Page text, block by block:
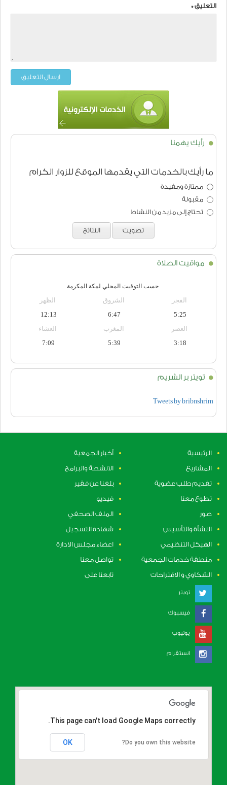
التعليق *
ارسال التعليق
رأيك يهمنا
ما رأيك بالخدمات التي يقدمها الموقع للزوار الكرام
ممتازة ومفيدة
مقبولة
تحتاج إلى مزيد من النشاط
تصويت النتائج
مواقيت الصلاة
حسب التوقيت المحلي لمكة المكرمة
الفجر
5:25
الشروق
6:47
الظهر
12:13
العصر
3:18
المغرب
5:39
العشاء
7:09
تويتر بر الشريم
Tweets by bribnshrim
الرئيسية
أخبار الجمعية
المشاريع
الانشطة والبرامج
تقديم طلب عضوية
بلغنا عن فقير
تطوع معنا
فيديو
صور
الملف الصحفي
النشأة والتأسيس
شهادة التسجيل
الهيكل التنظيمي
اعضاء مجلس الادارة
منطقة خدمات الجمعية
تواصل معنا
الشكاوي و الاقتراحات
تابعنا على
تويتر
فيسبوك
يوتيوب
انستقرام
This page can't load Google Maps correctly.
Do you own this website?
OK